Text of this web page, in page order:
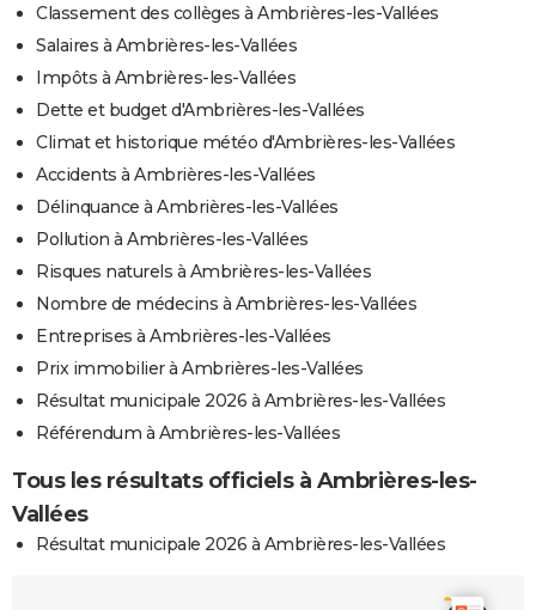
Classement des collèges à Ambrières-les-Vallées
Salaires à Ambrières-les-Vallées
Impôts à Ambrières-les-Vallées
Dette et budget d'Ambrières-les-Vallées
Climat et historique météo d'Ambrières-les-Vallées
Accidents à Ambrières-les-Vallées
Délinquance à Ambrières-les-Vallées
Pollution à Ambrières-les-Vallées
Risques naturels à Ambrières-les-Vallées
Nombre de médecins à Ambrières-les-Vallées
Entreprises à Ambrières-les-Vallées
Prix immobilier à Ambrières-les-Vallées
Résultat municipale 2026 à Ambrières-les-Vallées
Référendum à Ambrières-les-Vallées
Tous les résultats officiels à Ambrières-les-
Vallées
Résultat municipale 2026 à Ambrières-les-Vallées